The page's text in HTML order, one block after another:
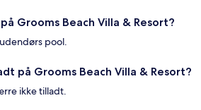
Grooms Beach Villa & Resort?
pool.
på Grooms Beach Villa & Resort?
ikke tilladt.